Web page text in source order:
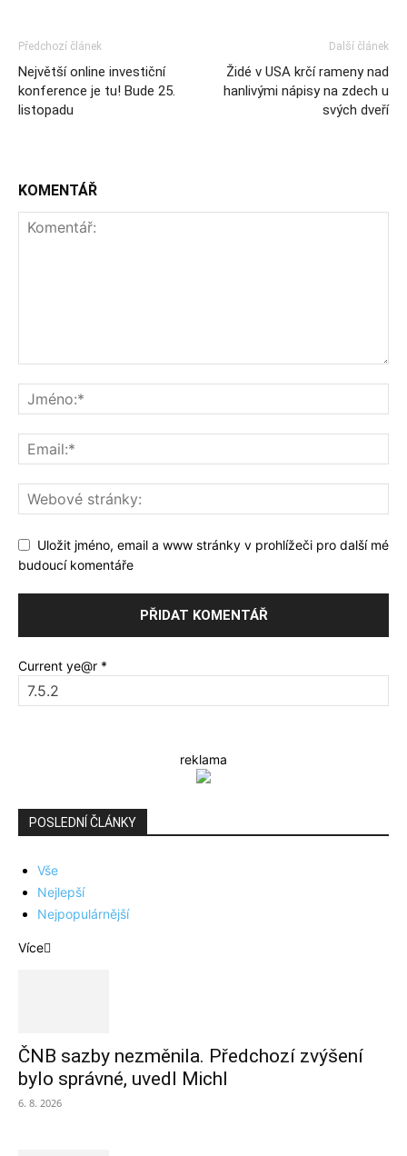
Předchozí článek
Největší online investiční
konference je tu! Bude 25.
listopadu
Další článek
Židé v USA krčí rameny nad
hanlivými nápisy na zdech u
svých dveří
KOMENTÁŘ
Uložit jméno, email a www stránky v prohlížeči pro další mé
budoucí komentáře
Current ye@r *
reklama
POSLEDNÍ ČLÁNKY
Vše
Nejlepší
Nejpopulárnější
Více
ČNB sazby nezměnila. Předchozí zvýšení
bylo správné, uvedl Michl
6. 8. 2026